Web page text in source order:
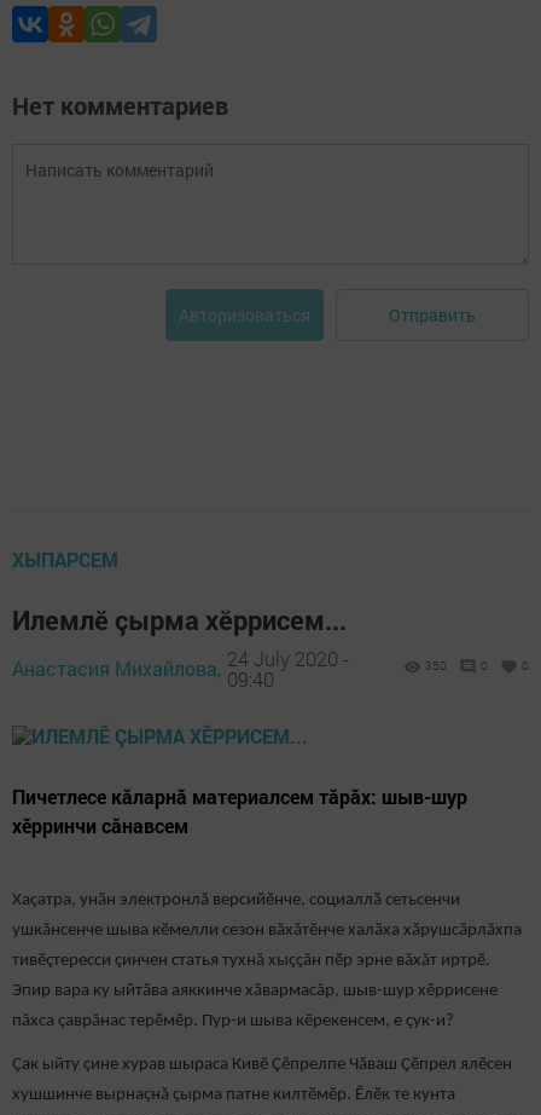
Нет комментариев
Авторизоваться Отправить
ХЫПАРСЕМ
Илемлӗ çырма хӗррисем...
Анастасия Михайлова, 24 July 2020 -
09:40
350 0 0
Пичетлесе кӑларнӑ материалсем тӑрӑх: шыв-шур
хӗрринчи сӑнавсем
Хаçатра, унӑн электронлӑ версийӗнче, социаллӑ сетьсенчи
ушкӑнсенче шыва кӗмелли сезон вăхăтӗнче халӑха хӑрушсӑрлӑхпа
тивӗçтересси çинчен статья тухнă хыççăн пӗр эрне вăхăт иртрӗ.
Эпир вара ку ыйтӑва аяккинче хăвармасăр, шыв-шур хӗррисене
пăхса çаврăнас терӗмӗр. Пур-и шыва кӗрекенсем, е ҫук-и?
Çак ыйту çине хурав шыраса Кивӗ Çӗпрелпе Чăваш Çӗпрел ялӗсен
хушшинче вырнаçнă çырма патне килтӗмӗр. Ӗлӗк те кунта